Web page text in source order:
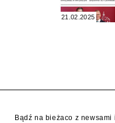
21.02.2025
Bądź na bieżaco z